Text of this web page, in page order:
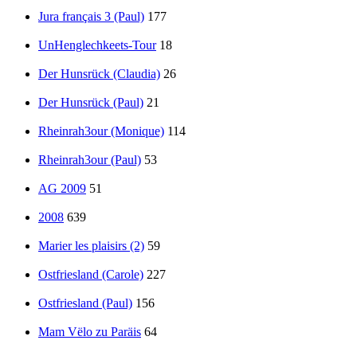
Jura français 3 (Paul) 177
UnHenglechkeets-Tour 18
Der Hunsrück (Claudia) 26
Der Hunsrück (Paul) 21
Rheinrah3our (Monique) 114
Rheinrah3our (Paul) 53
AG 2009 51
2008 639
Marier les plaisirs (2) 59
Ostfriesland (Carole) 227
Ostfriesland (Paul) 156
Mam Vëlo zu Paräis 64